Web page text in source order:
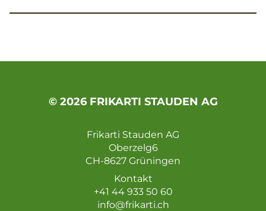
© 2026 FRIKARTI STAUDEN AG
Frikarti Stauden AG
Oberzelg6
CH-8627 Grüningen
Kontakt
+41 44 933 50 60
info@frikarti.ch